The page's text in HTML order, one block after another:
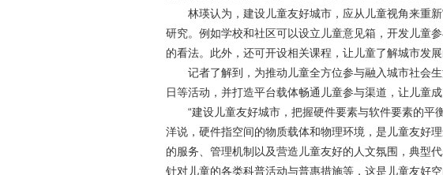
林瑛认为，建设儿童友好城市，应从儿童视角来重
研究。例如学校和社区可以设立儿童意见箱，开发儿童
的看法。此外，还可开设相关课程，让儿童了解城市发
记者了解到，为推动儿童全方位参与融入城市社会
日等活动，并打造平台载体畅通儿童参与渠道，让儿童
“建设儿童友好城市，把握硬件要素与软件要素的平
洋说，硬件指空间的物质载体和物理环境，是儿童友好
的服务、管理机制以及营造儿童友好的人文氛围，典型
针对儿童的各类科普活动与普惠措施等，这是儿童友好